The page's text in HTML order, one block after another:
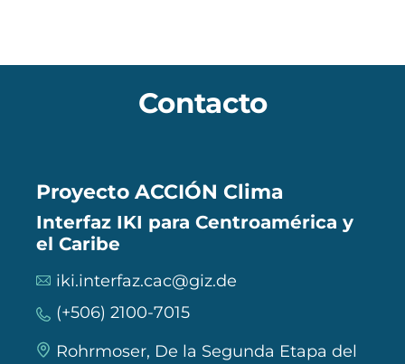
Contacto
Proyecto ACCIÓN Clima
Interfaz IKI para Centroamérica y
el Caribe
iki.interfaz.cac@giz.de
(+506) 2100-7015
Rohrmoser, De la Segunda Etapa del